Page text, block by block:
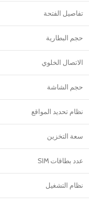
تفاصيل الفتحة
حجم البطارية
الاتصال الخلوي
حجم الشاشة
نظام تحديد المواقع
سعة التخزين
عدد بطاقات SIM
نظام التشغيل